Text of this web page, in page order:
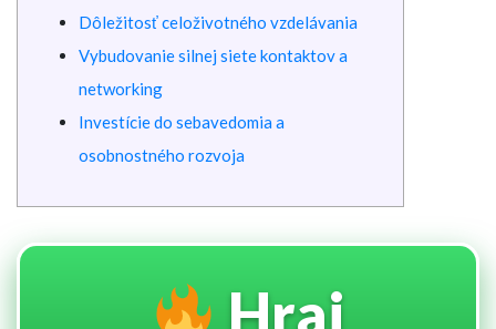
Dôležitosť celoživotného vzdelávania
Vybudovanie silnej siete kontaktov a
networking
Investície do sebavedomia a
osobnostného rozvoja
Hraj